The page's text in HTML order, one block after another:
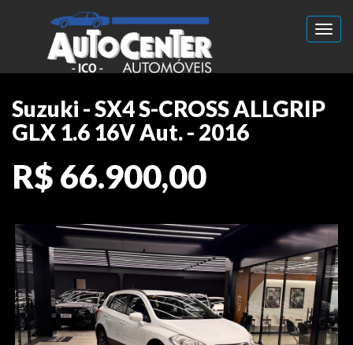
Suzuki - SX4 S-CROSS ALLGRIP
GLX 1.6 16V Aut. - 2016
R$ 66.900,00